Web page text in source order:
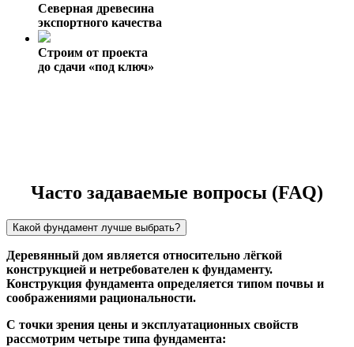
Северная древесина
экспортного качества
Строим от проекта
до сдачи «под ключ»
Часто задаваемые вопросы (FAQ)
Какой фундамент лучше выбрать?
Деревянный дом является относительно лёгкой
конструкцией и нетребователен к фундаменту.
Конструкция фундамента определяется типом почвы и
соображениями рациональности.
С точки зрения цены и эксплуатационных свойств
рассмотрим четыре типа фундамента: